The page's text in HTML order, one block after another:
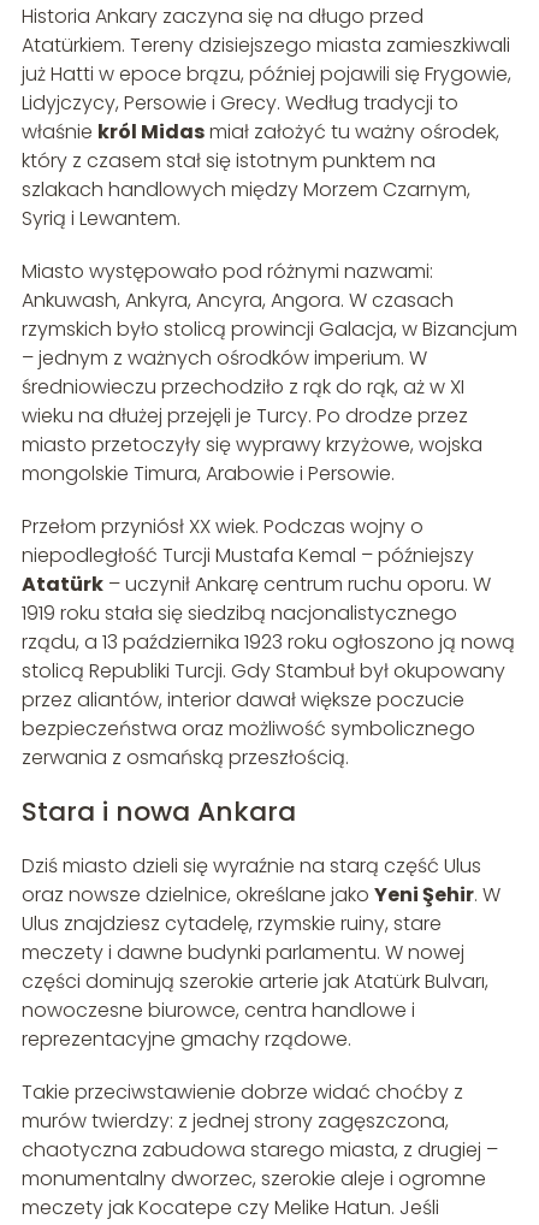
Historia Ankary zaczyna się na długo przed
Atatürkiem. Tereny dzisiejszego miasta zamieszkiwali
już Hatti w epoce brązu, później pojawili się Frygowie,
Lidyjczycy, Persowie i Grecy. Według tradycji to
właśnie król Midasmiał założyć tu ważny ośrodek,
który z czasem stał się istotnym punktem na
szlakach handlowych między Morzem Czarnym,
Syrią i Lewantem.
Miasto występowało pod różnymi nazwami:
Ankuwash, Ankyra, Ancyra, Angora. W czasach
rzymskich było stolicą prowincji Galacja, w Bizancjum
– jednym z ważnych ośrodków imperium. W
średniowieczu przechodziło z rąk do rąk, aż w XI
wieku na dłużej przejęli je Turcy. Po drodze przez
miasto przetoczyły się wyprawy krzyżowe, wojska
mongolskie Timura, Arabowie i Persowie.
Przełom przyniósł XX wiek. Podczas wojny o
niepodległość Turcji Mustafa Kemal – późniejszy
Atatürk– uczynił Ankarę centrum ruchu oporu. W
1919 roku stała się siedzibą nacjonalistycznego
rządu, a 13 października 1923 roku ogłoszono ją nową
stolicą Republiki Turcji. Gdy Stambuł był okupowany
przez aliantów, interior dawał większe poczucie
bezpieczeństwa oraz możliwość symbolicznego
zerwania z osmańską przeszłością.
Stara i nowa Ankara
Dziś miasto dzieli się wyraźnie na starą część Ulus
oraz nowsze dzielnice, określane jako Yeni Şehir. W
Ulus znajdziesz cytadelę, rzymskie ruiny, stare
meczety i dawne budynki parlamentu. W nowej
części dominują szerokie arterie jak Atatürk Bulvarı,
nowoczesne biurowce, centra handlowe i
reprezentacyjne gmachy rządowe.
Takie przeciwstawienie dobrze widać choćby z
murów twierdzy: z jednej strony zagęszczona,
chaotyczna zabudowa starego miasta, z drugiej –
monumentalny dworzec, szerokie aleje i ogromne
meczety jak Kocatepe czy Melike Hatun. Jeśli